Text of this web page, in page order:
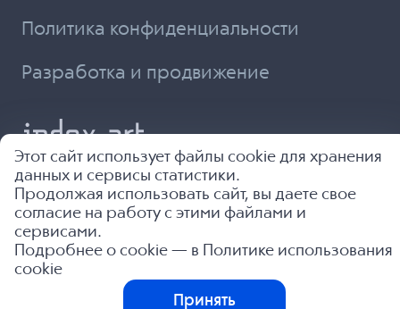
Политика конфиденциальности
Разработка и продвижение
Этот сайт использует файлы cookie для хранения
данных и сервисы статистики.
Продолжая использовать сайт, вы даете свое
согласие на работу с этими файлами и
сервисами.
Подробнее о cookie — в
Политике использования
cookie
Принять